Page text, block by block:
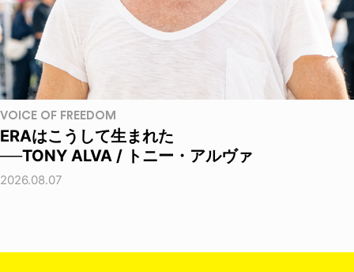
VOICE OF FREEDOM
ERAはこうして生まれた
──TONY ALVA / トニー・アルヴァ
2026.08.07